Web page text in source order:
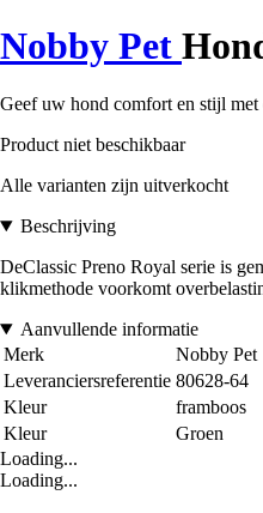
Nobby Pet
Geef uw hond comfort en stijl
Product niet beschikbaar
Alle varianten zijn uitverkocht
Beschrijving
DeClassic Preno Royal serie is
klikmethode voorkomt
Aanvullende informatie
Merk
Nobby Pet
Leveranciersreferentie 80628-64
Kleur
framboos
Kleur
Groen
Loading...
Loading...